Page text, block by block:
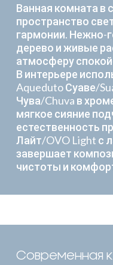
Ванная комната в
пространство
гармонии. Нежно-
дерево и живые
атмосферу
В интерьере
Aqueduto Суаве/
Чува/Chuva в
мягкое сияние
естественность
Лайт/OVO Light с
завершает
чистоты и
Современная